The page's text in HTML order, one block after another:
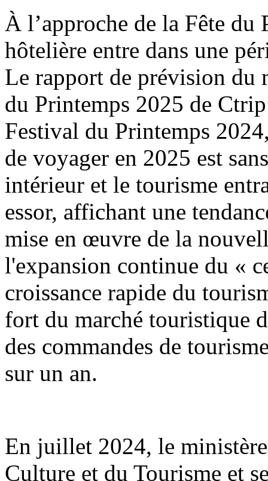
À l’approche de la Fête
hôtelière entre dans une
Le rapport de prévision du
du Printemps 2025 de
Festival du Printemps
de voyager en 2025 est
intérieur et le tourisme
essor, affichant une
mise en œuvre de la
l'expansion continue du «
croissance rapide du
fort du marché touristique
des commandes de
sur un an.
En juillet 2024, le
Culture et du Tourisme et